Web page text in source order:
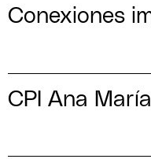
Conexiones
CPI Ana